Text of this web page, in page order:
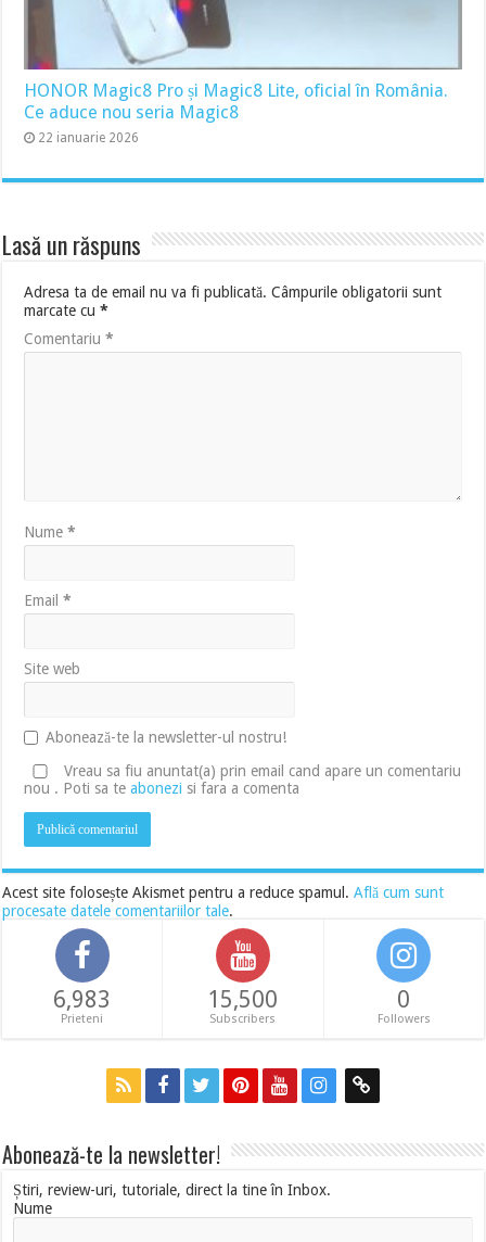
HONOR Magic8 Pro și Magic8 Lite, oficial în România.
Ce aduce nou seria Magic8
22 ianuarie 2026
Lasă un răspuns
Adresa ta de email nu va fi publicată. Câmpurile obligatorii sunt
marcate cu*
Comentariu*
Nume*
Email*
Site web
Abonează-te la newsletter-ul nostru!
Vreau sa fiu anuntat(a) prin email cand apare un comentariu
nou . Poti sa teabonezi si fara a comenta
Acest site folosește Akismet pentru a reduce spamul.Află cum sunt
procesate datele comentariilor tale.
6,983
Prieteni
15,500
Subscribers
0
Followers
Abonează-te la newsletter!
Știri, review-uri, tutoriale, direct la tine în Inbox.
Nume